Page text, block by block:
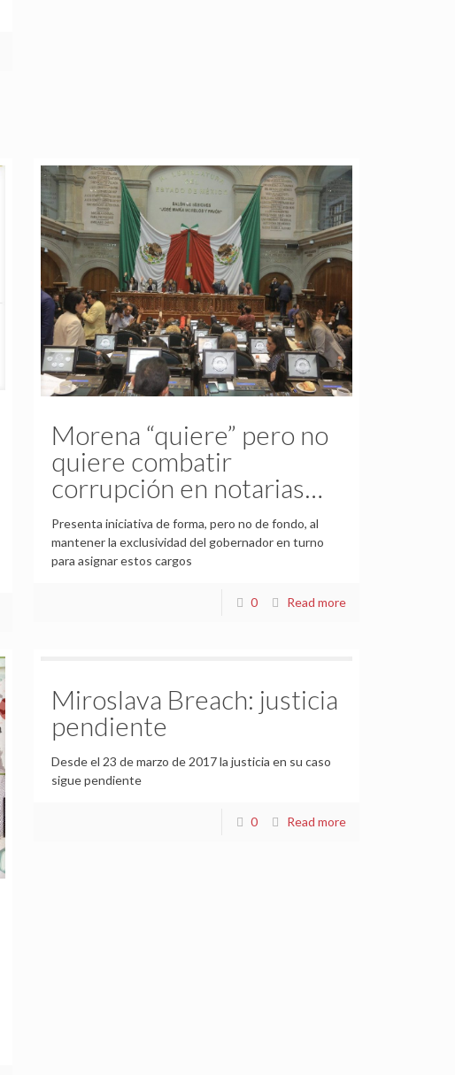
Morena “quiere” pero no
quiere combatir
corrupción en notarias…
Presenta iniciativa de forma, pero no de fondo, al
mantener la exclusividad del gobernador en turno
para asignar estos cargos
0 Read more
Miroslava Breach: justicia
pendiente
Desde el 23 de marzo de 2017 la justicia en su caso
sigue pendiente
0 Read more